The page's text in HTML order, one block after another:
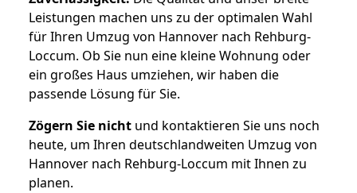
Leistungen machen uns zu der optimalen Wahl
für Ihren Umzug von Hannover nach Rehburg-
Loccum. Ob Sie nun eine kleine Wohnung oder
ein großes Haus umziehen, wir haben die
passende Lösung für Sie.
Zögern Sie nicht und kontaktieren Sie uns noch
heute, um Ihren deutschlandweiten Umzug von
Hannover nach Rehburg-Loccum mit Ihnen zu
planen.